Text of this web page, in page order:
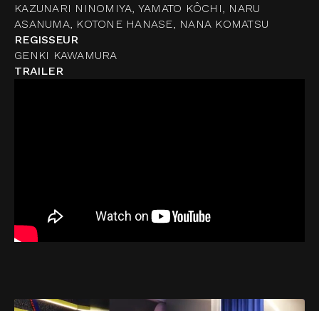
KAZUNARI NINOMIYA, YAMATO KÔCHI, NARU
ASANUMA, KOTONE HANASE, NANA KOMATSU
REGISSEUR
GENKI KAWAMURA
TRAILER